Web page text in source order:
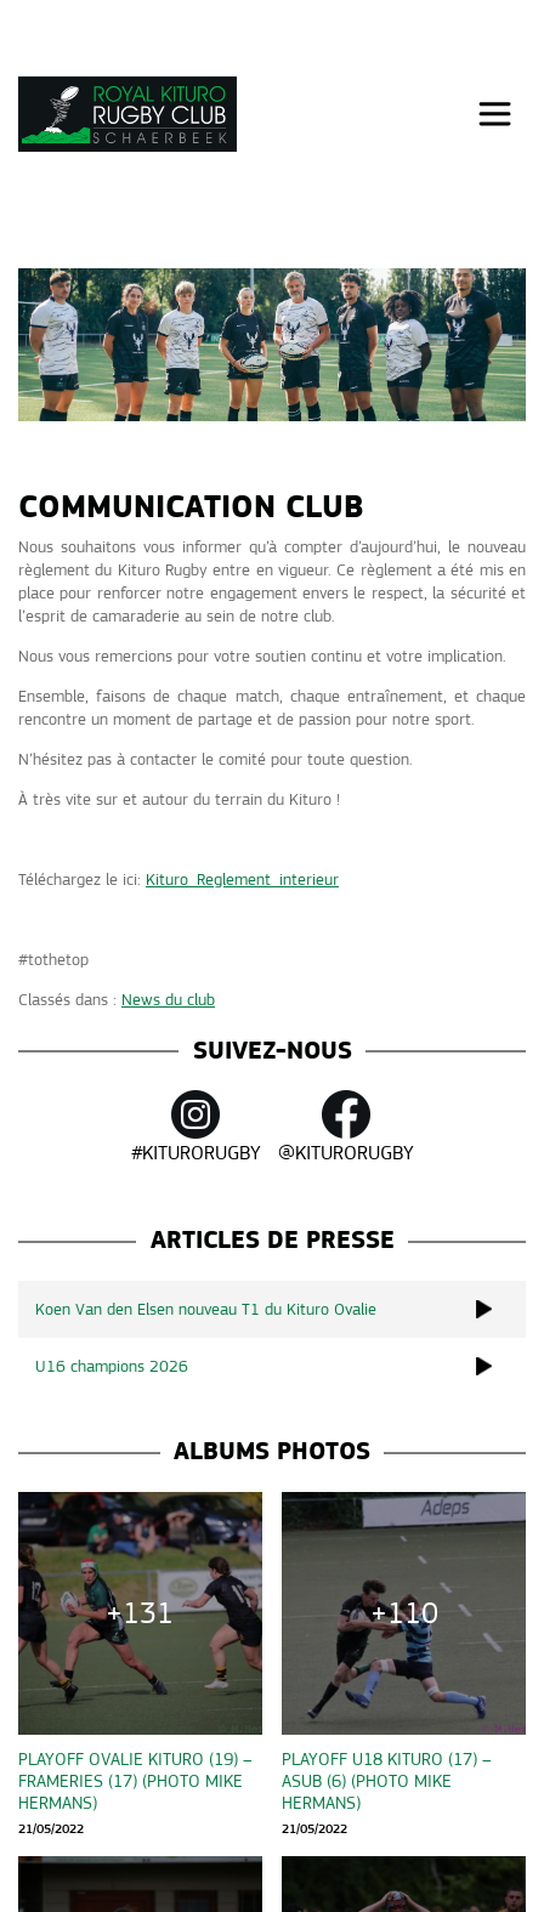
COMMUNICATION CLUB
Nous souhaitons vous informer qu’à compter d’aujourd’hui, le nouveau
règlement du Kituro Rugby entre en vigueur. Ce règlement a été mis en
place pour renforcer notre engagement envers le respect, la sécurité et
l’esprit de camaraderie au sein de notre club.
Nous vous remercions pour votre soutien continu et votre implication.
Ensemble, faisons de chaque match, chaque entraînement, et chaque
rencontre un moment de partage et de passion pour notre sport.
N’hésitez pas à contacter le comité pour toute question.
À très vite sur et autour du terrain du Kituro !
Téléchargez le ici: Kituro_Reglement_interieur
#tothetop
Classés dans : News du club
SUIVEZ-NOUS
#KITURORUGBY @KITURORUGBY
ARTICLES DE PRESSE
Koen Van den Elsen nouveau T1 du Kituro Ovalie
U16 champions 2026
ALBUMS PHOTOS
+131
PLAYOFF OVALIE KITURO (19) –
FRAMERIES (17) (PHOTO MIKE
HERMANS)
21/05/2022
+110
PLAYOFF U18 KITURO (17) –
ASUB (6) (PHOTO MIKE
HERMANS)
21/05/2022